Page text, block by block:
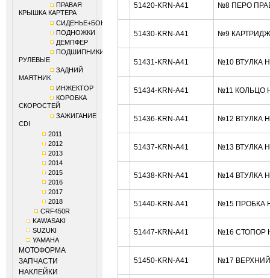
ПРАВАЯ
КРЫШКА КАРТЕРА
СИДЕНЬЕ+БОКОВИНЫ
ПОДНОЖКИ
ДЕМПФЕР
ПОДШИПНИКИ
РУЛЕВЫЕ
ЗАДНИЙ
МАЯТНИК
ИНЖЕКТОР
КОРОБКА
СКОРОСТЕЙ
ЗАЖИГАНИЕ
CDI
2011
2012
2013
2014
2015
2016
2017
2018
CRF450R
KAWASAKI
SUZUKI
YAMAHA
МОТОФОРМА
ЗАПЧАСТИ
НАКЛЕЙКИ
51420-KRN-A41 №8 ПЕРО
51430-KRN-A41 №9 КАРТРИДЖ
51431-KRN-A41 №10 ВТУЛКА
51434-KRN-A41 №11 КОЛЬЦО
51436-KRN-A41 №12 ВТУЛКА
51437-KRN-A41 №13 ВТУЛКА
51438-KRN-A41 №14 ВТУЛКА
51440-KRN-A41 №15 ПРОБКА
51447-KRN-A41 №16 СТОПОР
51450-KRN-A41 №17 ВЕРХНИЙ